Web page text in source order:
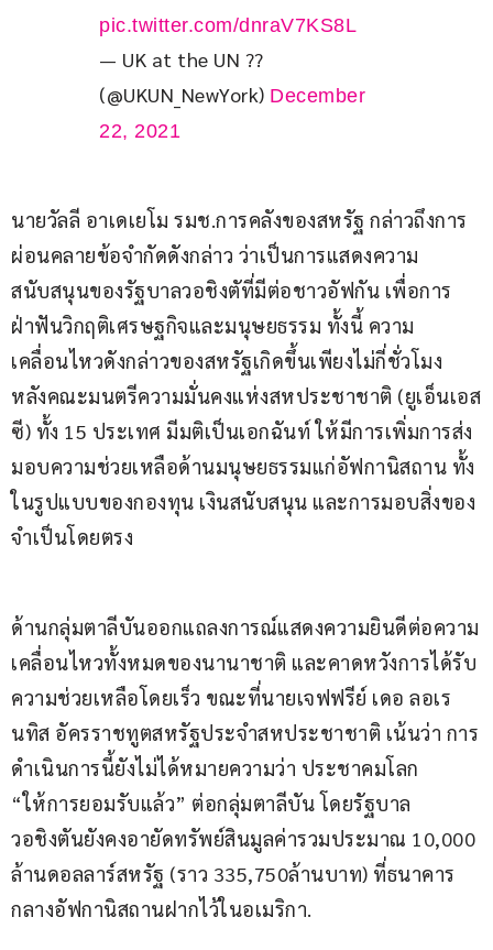
pic.twitter.com/dnraV7KS8L
— UK at the UN ??
(@UKUN_NewYork) December
22, 2021
นายวัลลี อาเดเยโม รมช.การคลังของสหรัฐ กล่าวถึงการ
ผ่อนคลายข้อจำกัดดังกล่าว ว่าเป็นการแสดงความ
สนับสนุนของรัฐบาลวอชิงตัที่มีต่อชาวอัฟกัน เพื่อการ
ฝ่าฟันวิกฤติเศรษฐกิจและมนุษยธรรม ทั้งนี้ ความ
เคลื่อนไหวดังกล่าวของสหรัฐเกิดขึ้นเพียงไม่กี่ชั่วโมง
หลังคณะมนตรีความมั่นคงแห่งสหประชาชาติ (ยูเอ็นเอส
ซี) ทั้ง 15 ประเทศ มีมติเป็นเอกฉันท์ ให้มีการเพิ่มการส่ง
มอบความช่วยเหลือด้านมนุษยธรรมแก่อัฟกานิสถาน ทั้ง
ในรูปแบบของกองทุน เงินสนับสนุน และการมอบสิ่งของ
จำเป็นโดยตรง
ด้านกลุ่มตาลีบันออกแถลงการณ์แสดงความยินดีต่อความ
เคลื่อนไหวทั้งหมดของนานาชาติ และคาดหวังการได้รับ
ความช่วยเหลือโดยเร็ว ขณะที่นายเจฟฟรีย์ เดอ ลอเร
นทิส อัครราชทูตสหรัฐประจำสหประชาชาติ เน้นว่า การ
ดำเนินการนี้ยังไม่ได้หมายความว่า ประชาคมโลก
“ให้การยอมรับแล้ว” ต่อกลุ่มตาลีบัน โดยรัฐบาล
วอชิงตันยังคงอายัดทรัพย์สินมูลค่ารวมประมาณ 10,000
ล้านดอลลาร์สหรัฐ (ราว 335,750ล้านบาท) ที่ธนาคาร
กลางอัฟกานิสถานฝากไว้ในอเมริกา.